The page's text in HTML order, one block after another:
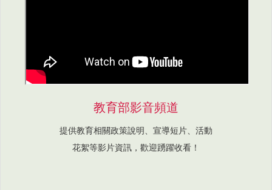
教育部影音頻道
提供教育相關政策說明、宣導短片、活動
花絮等影片資訊，歡迎踴躍收看！